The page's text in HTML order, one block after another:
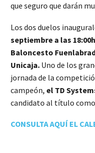
que seguro que darán
Los dos duelos
septiembre a las
Baloncesto
Unicaja. Uno de los
jornada de la
campeón, el TD
candidato al título como
CONSULTA AQUÍ EL